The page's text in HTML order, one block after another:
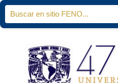
Search
for: